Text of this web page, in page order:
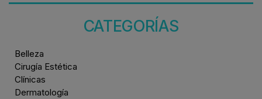
CATEGORÍAS
Belleza
Cirugía Estética
Clínicas
Dermatología